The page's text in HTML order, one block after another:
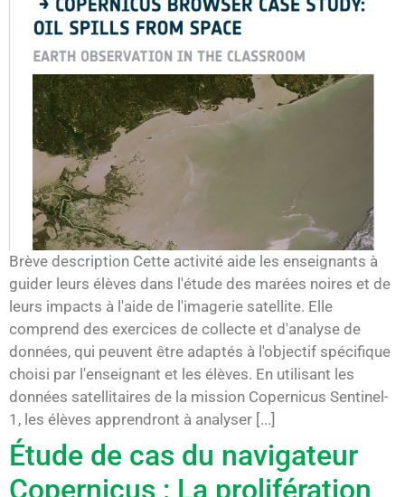
Brève description Cette activité aide les enseignants à
guider leurs élèves dans l'étude des marées noires et de
leurs impacts à l'aide de l'imagerie satellite. Elle
comprend des exercices de collecte et d'analyse de
données, qui peuvent être adaptés à l'objectif spécifique
choisi par l'enseignant et les élèves. En utilisant les
données satellitaires de la mission Copernicus Sentinel-
1, les élèves apprendront à analyser [...]
Étude de cas du navigateur
Copernicus : La prolifération